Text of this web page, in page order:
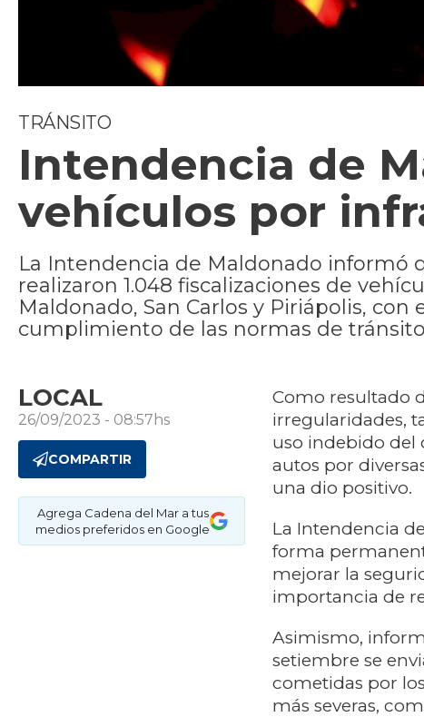
TRÁNSITO
Intendencia de
vehículos por
La Intendencia de Maldonado informó
realizaron 1.048 fiscalizaciones de
Maldonado, San Carlos y Piriápolis,
cumplimiento de las normas de
LOCAL
26/09/2023 - 08:57hs
COMPARTIR
Agrega Cadena del Mar a tus
medios preferidos en Google
Como resultado
irregularidades,
uso indebido del
autos por
una dio positivo.
La Intendencia
forma
mejorar la
importancia de
Asimismo,
setiembre se
cometidas por
más severas,